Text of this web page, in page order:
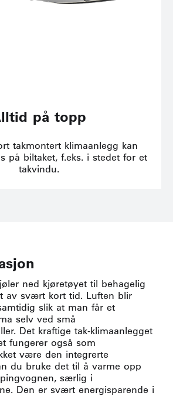
på topp
takmontert klimaanlegg kan
på biltaket, f.eks. i stedet for et
takvindu.
ned kjøretøyet til behagelig
av svært kort tid. Luften blir
slik at man får et
selv ved små
Det kraftige tak-klimaanlegget
fungerer også som
være den integrerte
du bruke det til å varme opp
særlig i
Den er svært energisparende i